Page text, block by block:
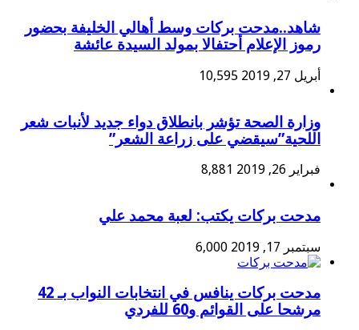
شاهد..مدحت بركات وسط أهالي الخليفة بحضور
رموز الإعلام أحتفالا بمولد السيدة عائشة
أبريل 27, 2019 10,595
وزارة الصحة تؤشر بانطلاق دواء جديد لأنبات شعر
اللحية”سيقضي على زراعة الشعر”
فبراير 26, 2019 8,881
مدحت بركات يكتب: لعبة محمد علي
سبتمبر 17, 2019 6,000
مدحت بركات ينافس في انتخابات النواب بـ 42
مرشحا على القوائم و60 للفردي